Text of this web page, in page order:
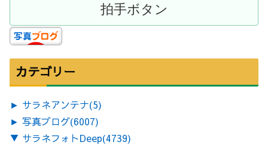
カテゴリー
► サラネアンテナ(5)
► 写真ブログ(6007)
▼ サラネフォトDeep(4739)